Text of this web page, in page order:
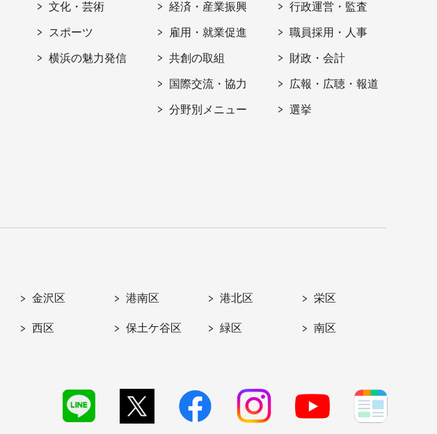
文化・芸術
スポーツ
横浜の魅力発信
経済・産業振興
雇用・就業促進
共創の取組
国際交流・協力
分野別メニュー
行政運営・監査
職員採用・人事
財政・会計
広報・広聴・報道
選挙
金沢区 港南区 港北区 栄区
西区 保土ケ谷区 緑区 南区